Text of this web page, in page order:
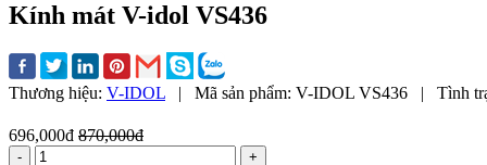
Kính mát V-idol VS436
Thương hiệu: V-IDOL | Mã sản phẩm: V-IDOL VS436 | Tình
696,000đ 870,000đ
- +